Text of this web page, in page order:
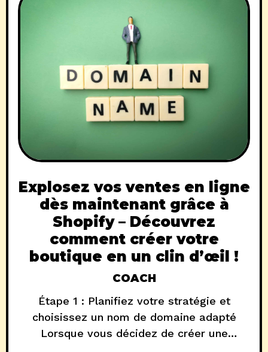
Explosez vos ventes en ligne
dès maintenant grâce à
Shopify – Découvrez
comment créer votre
boutique en un clin d’œil !
COACH
Étape 1 : Planifiez votre stratégie et
choisissez un nom de domaine adapté
Lorsque vous décidez de créer une